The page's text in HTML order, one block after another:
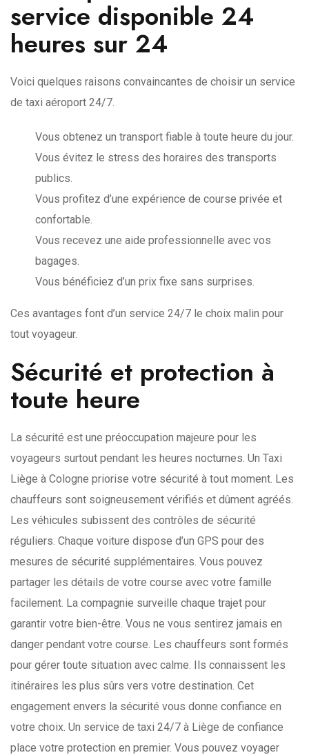
service disponible 24
heures sur 24
Voici quelques raisons convaincantes de choisir un service
de taxi aéroport 24/7.
Vous obtenez un transport fiable à toute heure du jour.
Vous évitez le stress des horaires des transports
publics.
Vous profitez d’une expérience de course privée et
confortable.
Vous recevez une aide professionnelle avec vos
bagages.
Vous bénéficiez d’un prix fixe sans surprises.
Ces avantages font d’un service 24/7 le choix malin pour
tout voyageur.
Sécurité et protection à
toute heure
La sécurité est une préoccupation majeure pour les
voyageurs surtout pendant les heures nocturnes. Un Taxi
Liège à Cologne priorise votre sécurité à tout moment. Les
chauffeurs sont soigneusement vérifiés et dûment agréés.
Les véhicules subissent des contrôles de sécurité
réguliers. Chaque voiture dispose d’un GPS pour des
mesures de sécurité supplémentaires. Vous pouvez
partager les détails de votre course avec votre famille
facilement. La compagnie surveille chaque trajet pour
garantir votre bien-être. Vous ne vous sentirez jamais en
danger pendant votre course. Les chauffeurs sont formés
pour gérer toute situation avec calme. Ils connaissent les
itinéraires les plus sûrs vers votre destination. Cet
engagement envers la sécurité vous donne confiance en
votre choix. Un service de taxi 24/7 à Liège de confiance
place votre protection en premier. Vous pouvez voyager